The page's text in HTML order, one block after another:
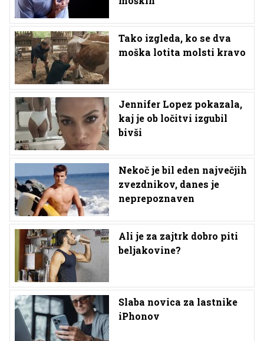
Tako izgleda, ko se dva
moška lotita molsti kravo
Jennifer Lopez pokazala,
kaj je ob ločitvi izgubil
bivši
Nekoč je bil eden največjih
zvezdnikov, danes je
neprepoznaven
Ali je za zajtrk dobro piti
beljakovine?
Slaba novica za lastnike
iPhonov